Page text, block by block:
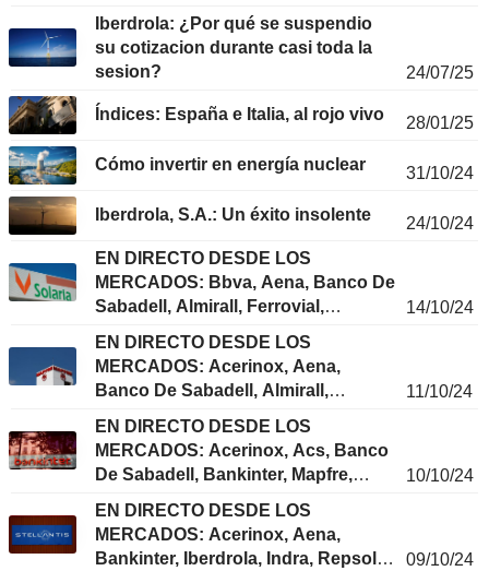
Iberdrola: ¿Por qué se suspendio
su cotizacion durante casi toda la
sesion?
24/07/25
Índices: España e Italia, al rojo vivo 28/01/25
Cómo invertir en energía nuclear 31/10/24
Iberdrola, S.A.: Un éxito insolente
24/10/24
EN DIRECTO DESDE LOS
MERCADOS: Bbva, Aena, Banco De
Sabadell, Almirall, Ferrovial,
Iberdrola...
14/10/24
EN DIRECTO DESDE LOS
MERCADOS: Acerinox, Aena,
Banco De Sabadell, Almirall,
Iberdrola, Mapfre, Neinor Homes...
11/10/24
EN DIRECTO DESDE LOS
MERCADOS: Acerinox, Acs, Banco
De Sabadell, Bankinter, Mapfre,
Viscofan...
10/10/24
EN DIRECTO DESDE LOS
MERCADOS: Acerinox, Aena,
Bankinter, Iberdrola, Indra, Repsol,
09/10/24